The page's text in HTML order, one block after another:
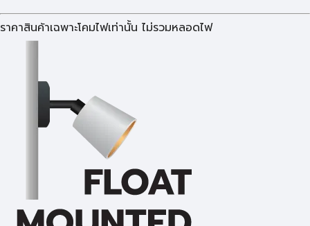
ราคาสินค้าเฉพาะโคมไฟเท่านั้น ไม่รวมหลอดไฟ